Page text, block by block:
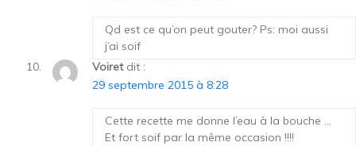
Qd est ce qu’on peut gouter? Ps: moi aussi
j’ai soif
Voiret dit :
29 septembre 2015 à 8:28
Cette recette me donne l’eau à la bouche …
Et fort soif par la même occasion !!!!